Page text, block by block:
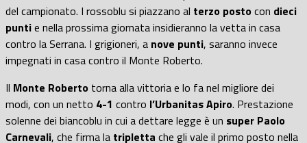
del campionato. I rossoblu si piazzano al terzo postocon dieci
puntie nella prossima giornata insidieranno la vetta in casa
contro la Serrana. I grigioneri, a nove punti, saranno invece
impegnati in casa contro il Monte Roberto.
Il Monte Roberto torna alla vittoria e lo fa nel migliore dei
modi, con un netto 4-1 contro l’Urbanitas Apiro. Prestazione
solenne dei biancoblu in cui a dettare legge è un super Paolo
Carnevali, che firma la tripletta che gli vale il primo posto nella